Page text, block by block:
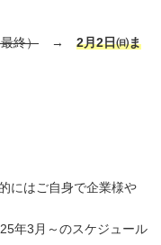
終） → 2月2日㈰ま
にはご自身で企業様や
年3月～のスケジュール